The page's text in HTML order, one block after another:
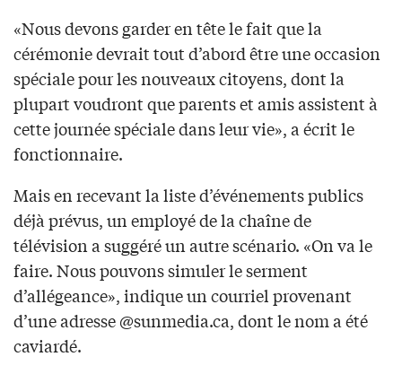
«Nous devons garder en tête le fait que la
cérémonie devrait tout d’abord être une occasion
spéciale pour les nouveaux citoyens, dont la
plupart voudront que parents et amis assistent à
cette journée spéciale dans leur vie», a écrit le
fonctionnaire.
Mais en recevant la liste d’événements publics
déjà prévus, un employé de la chaîne de
télévision a suggéré un autre scénario. «On va le
faire. Nous pouvons simuler le serment
d’allégeance», indique un courriel provenant
d’une adresse @sunmedia.ca, dont le nom a été
caviardé.